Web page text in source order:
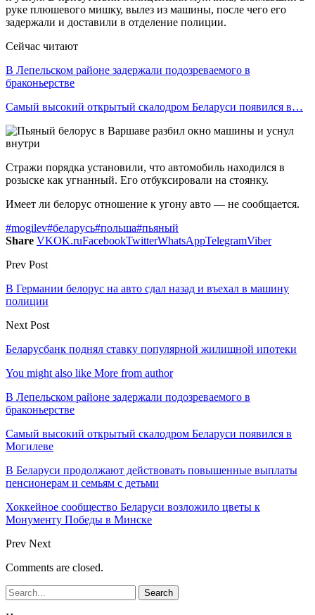
руке плюшевого мишку, вылез из машины, после чего его
задержали и доставили в отделение полиции.
Сейчас читают
В Лепельском районе задержали подозреваемого в
браконьерстве
Самый высокий открытый скалодром Беларуси появился в…
Стражи порядка установили, что автомобиль находился в
розыске как угнанный. Его отбуксировали на стоянку.
Имеет ли белорус отношение к угону авто — не сообщается.
#mogilev#беларусь#польша#пьяный
Share VKOK.ruFacebookTwitterWhatsAppTelegramViber
Prev Post
В Германии белорус на авто сдал назад и въехал в машину
полиции
Next Post
Беларусбанк поднял ставку популярной жилищной ипотеки
You might also like More from author
В Лепельском районе задержали подозреваемого в
браконьерстве
Самый высокий открытый скалодром Беларуси появился в
Могилеве
В Беларуси продолжают действовать повышенные выплаты
пенсионерам и семьям с детьми
Хоккейное сообщество Беларуси возложило цветы к
Монументу Победы в Минске
Prev Next
Comments are closed.